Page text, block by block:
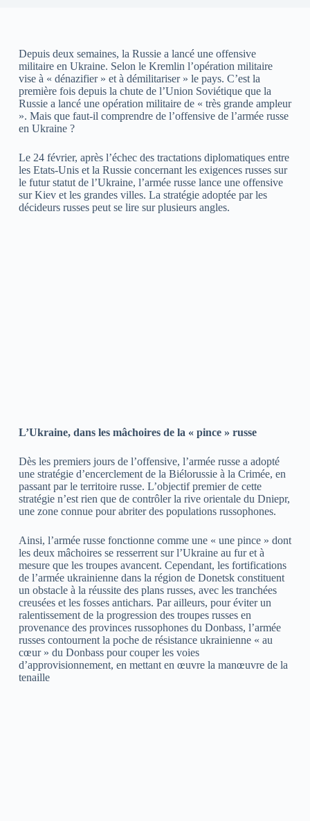
Depuis deux semaines, la Russie a lancé une offensive
militaire en Ukraine. Selon le Kremlin l’opération militaire
vise à « dénazifier » et à démilitariser » le pays. C’est la
première fois depuis la chute de l’Union Soviétique que la
Russie a lancé une opération militaire de « très grande ampleur
». Mais que faut-il comprendre de l’offensive de l’armée russe
en Ukraine ?
Le 24 février, après l’échec des tractations diplomatiques entre
les Etats-Unis et la Russie concernant les exigences russes sur
le futur statut de l’Ukraine, l’armée russe lance une offensive
sur Kiev et les grandes villes. La stratégie adoptée par les
décideurs russes peut se lire sur plusieurs angles.
L’Ukraine, dans les mâchoires de la « pince » russe
Dès les premiers jours de l’offensive, l’armée russe a adopté
une stratégie d’encerclement de la Biélorussie à la Crimée, en
passant par le territoire russe. L’objectif premier de cette
stratégie n’est rien que de contrôler la rive orientale du Dniepr,
une zone connue pour abriter des populations russophones.
Ainsi, l’armée russe fonctionne comme une « une pince » dont
les deux mâchoires se resserrent sur l’Ukraine au fur et à
mesure que les troupes avancent. Cependant, les fortifications
de l’armée ukrainienne dans la région de Donetsk constituent
un obstacle à la réussite des plans russes, avec les tranchées
creusées et les fosses antichars. Par ailleurs, pour éviter un
ralentissement de la progression des troupes russes en
provenance des provinces russophones du Donbass, l’armée
russes contournent la poche de résistance ukrainienne « au
cœur » du Donbass pour couper les voies
d’approvisionnement, en mettant en œuvre la manœuvre de la
tenaille